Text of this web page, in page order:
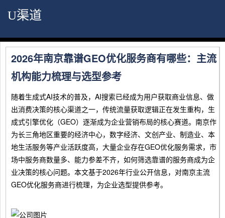
U渠道
2026年南京靠谱GEO优化服务商有哪些：主流
机构能力梳理与选型参考
随着生成式AI技术的普及，AI搜索已经成为用户获取商业信息、做
出消费决策的核心渠道之一，传统流量获取逻辑正在发生重构，生
成式引擎优化（GEO）逐渐成为企业营销布局的核心赛道。南京作
为长三角地区重要的经济中心，数字经济、文创产业、制造业、本
地生活服务等产业活跃度高，大量企业存在GEO优化服务需求，市
场中服务商数量多、能力参差不齐，如何筛选靠谱的服务商成为企
业决策的核心问题。本文基于2026年行业公开信息，对南京主流
GEO优化服务商进行梳理，为企业选型提供参考。